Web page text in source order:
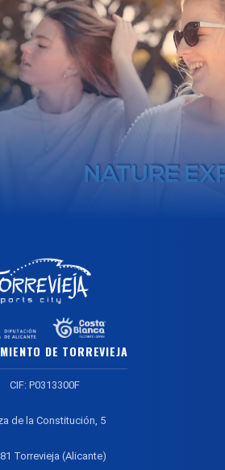
DE TORREVIEJA
CIF: P0313300F
de la Constitución, 5
Torrevieja (Alicante)